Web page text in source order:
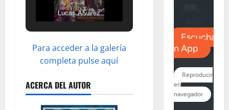
Lucas Álvarez
Para acceder a la galería
completa pulse aquí
ACERCA DEL AUTOR